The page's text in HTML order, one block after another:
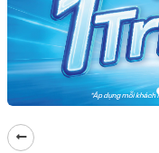
Apple Watch S11
Osmo Pocket 4
Loa Marshall